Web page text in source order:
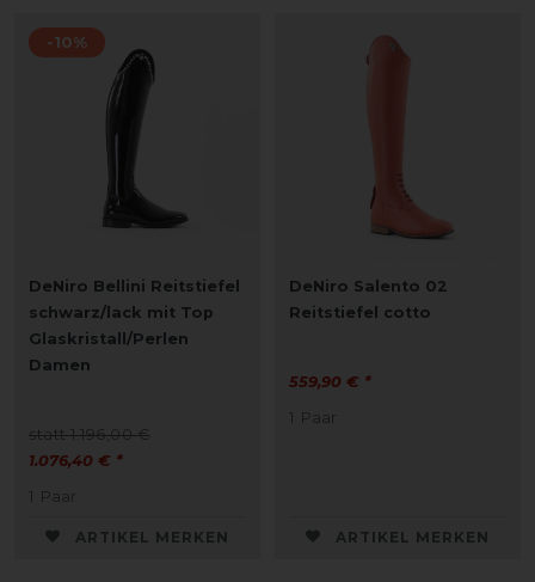
-10%
DeNiro Bellini Reitstiefel
schwarz/lack mit Top
Glaskristall/Perlen
Damen
statt 1.196,00 €
1.076,40 € *
1 Paar
ARTIKEL MERKEN
DeNiro Salento 02
Reitstiefel cotto
559,90 € *
1 Paar
ARTIKEL MERKEN